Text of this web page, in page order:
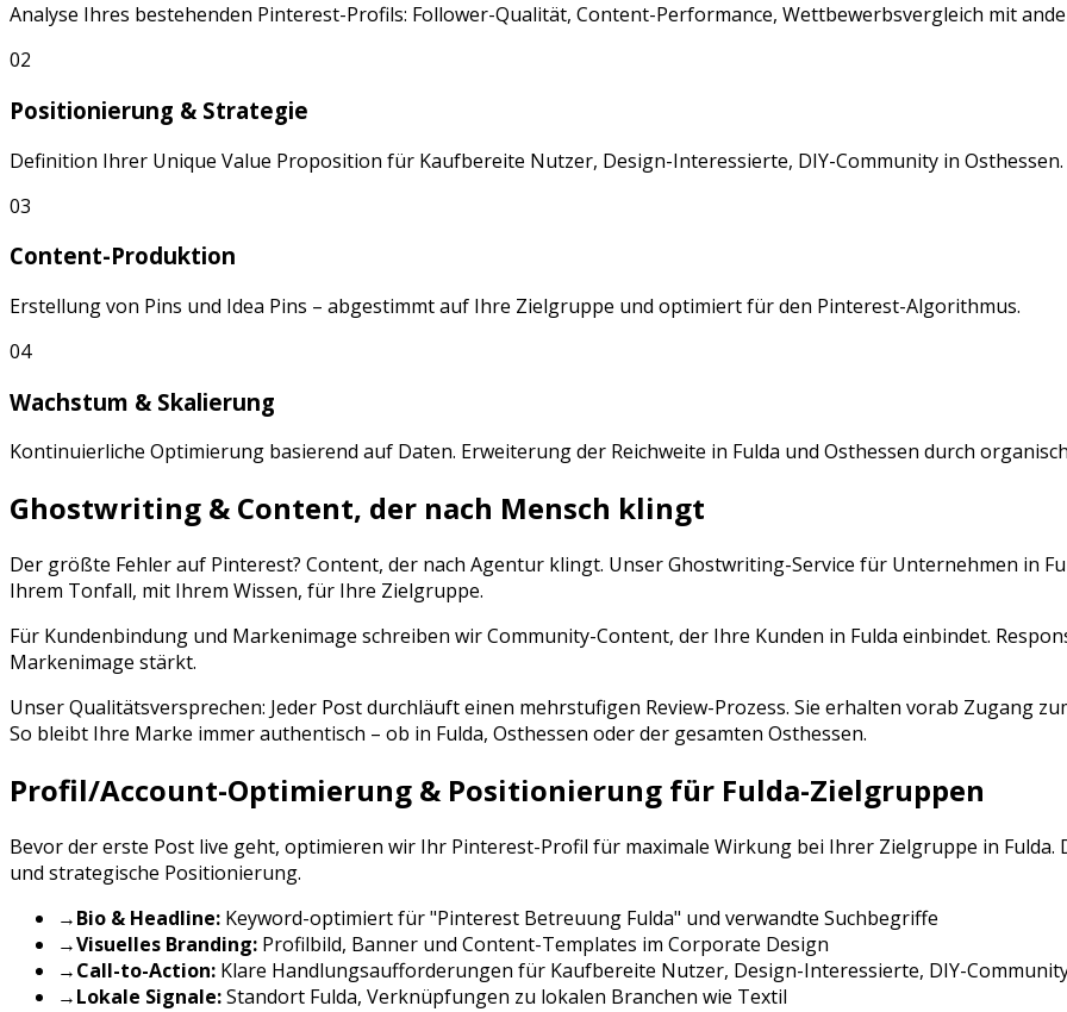
Analyse Ihres bestehenden Pinterest-Profils: Follower-Qualität, Content-Performance, Wettbewerbsvergleich mit
02
Positionierung & Strategie
Definition Ihrer Unique Value Proposition für Kaufbereite Nutzer, Design-Interessierte, DIY-Community in Osthessen
03
Content-Produktion
Erstellung von Pins und Idea Pins – abgestimmt auf Ihre Zielgruppe und optimiert für den Pinterest-Algorithmus.
04
Wachstum & Skalierung
Kontinuierliche Optimierung basierend auf Daten. Erweiterung der Reichweite in Fulda und Osthessen durch
Ghostwriting & Content, der nach Mensch klingt
Der größte Fehler auf Pinterest? Content, der nach Agentur klingt. Unser Ghostwriting-Service für Unternehmen in
Ihrem Tonfall, mit Ihrem Wissen, für Ihre Zielgruppe.
Für Kundenbindung und Markenimage schreiben wir Community-Content, der Ihre Kunden in Fulda einbindet.
Markenimage stärkt.
Unser Qualitätsversprechen: Jeder Post durchläuft einen mehrstufigen Review-Prozess. Sie erhalten vorab Zugang
So bleibt Ihre Marke immer authentisch – ob in Fulda, Osthessen oder der gesamten Osthessen.
Profil/Account-Optimierung & Positionierung für Fulda-Zielgruppen
Bevor der erste Post live geht, optimieren wir Ihr Pinterest-Profil für maximale Wirkung bei Ihrer Zielgruppe in Fulda.
und strategische Positionierung.
→Bio & Headline: Keyword-optimiert für "Pinterest Betreuung Fulda" und verwandte Suchbegriffe
→Visuelles Branding: Profilbild, Banner und Content-Templates im Corporate Design
→Call-to-Action: Klare Handlungsaufforderungen für Kaufbereite Nutzer, Design-Interessierte, DIY-
→Lokale Signale:Standort Fulda, Verknüpfungen zu lokalen Branchen wie Textil